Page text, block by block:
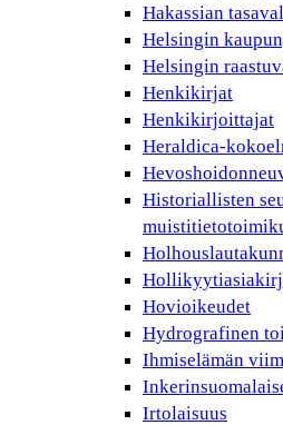
Hakassian
Helsingin
Helsingin
Henkikirjat
Henkikirjoittajat
Heraldica-
Historiallisten
Hovioikeudet
Hydrografinen
Ihmiselämän
Irtolaisuus